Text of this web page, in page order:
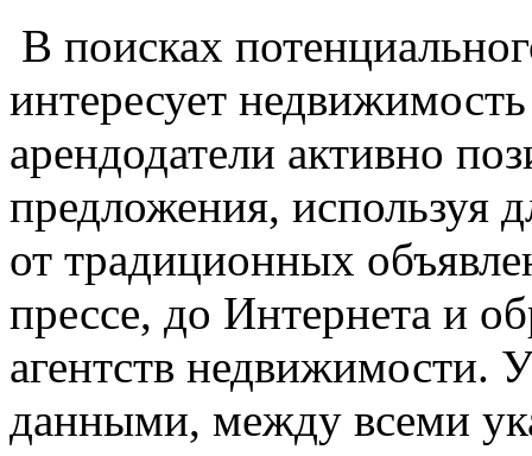
В поисках
интересует
арендодатели активно
предложения, используя
от традиционных
прессе, до Интернета и
агентств недвижимости.
данными, между всеми